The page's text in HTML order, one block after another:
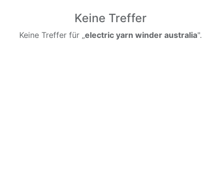
Keine Treffer
Keine Treffer für „electric yarn winder australia".